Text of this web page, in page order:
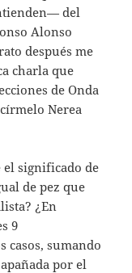
del
Alonso
después me
charla que
de Onda
Nerea
el significado de
de pez que
¿En
9
casos, sumando
por el